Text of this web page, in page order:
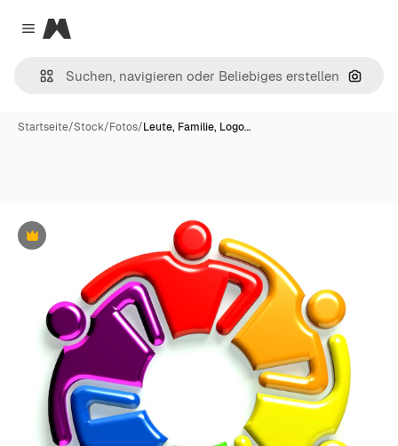
Close menu
Magnific
Nach
Startseite/Stock/Fotos/Leute, Familie, Logo…
Premium